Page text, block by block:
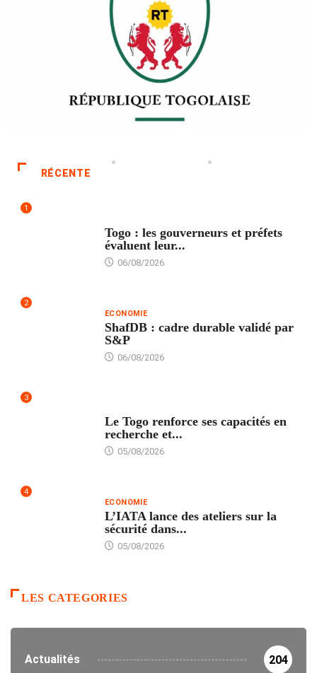
RÉCENTE
1
Togo : les gouverneurs et préfets
évaluent leur...
06/08/2026
2
ECONOMIE
ShafDB : cadre durable validé par
S&P
06/08/2026
3
Le Togo renforce ses capacités en
recherche et...
05/08/2026
4
ECONOMIE
L’IATA lance des ateliers sur la
sécurité dans...
05/08/2026
LES CATEGORIES
Actualités 204